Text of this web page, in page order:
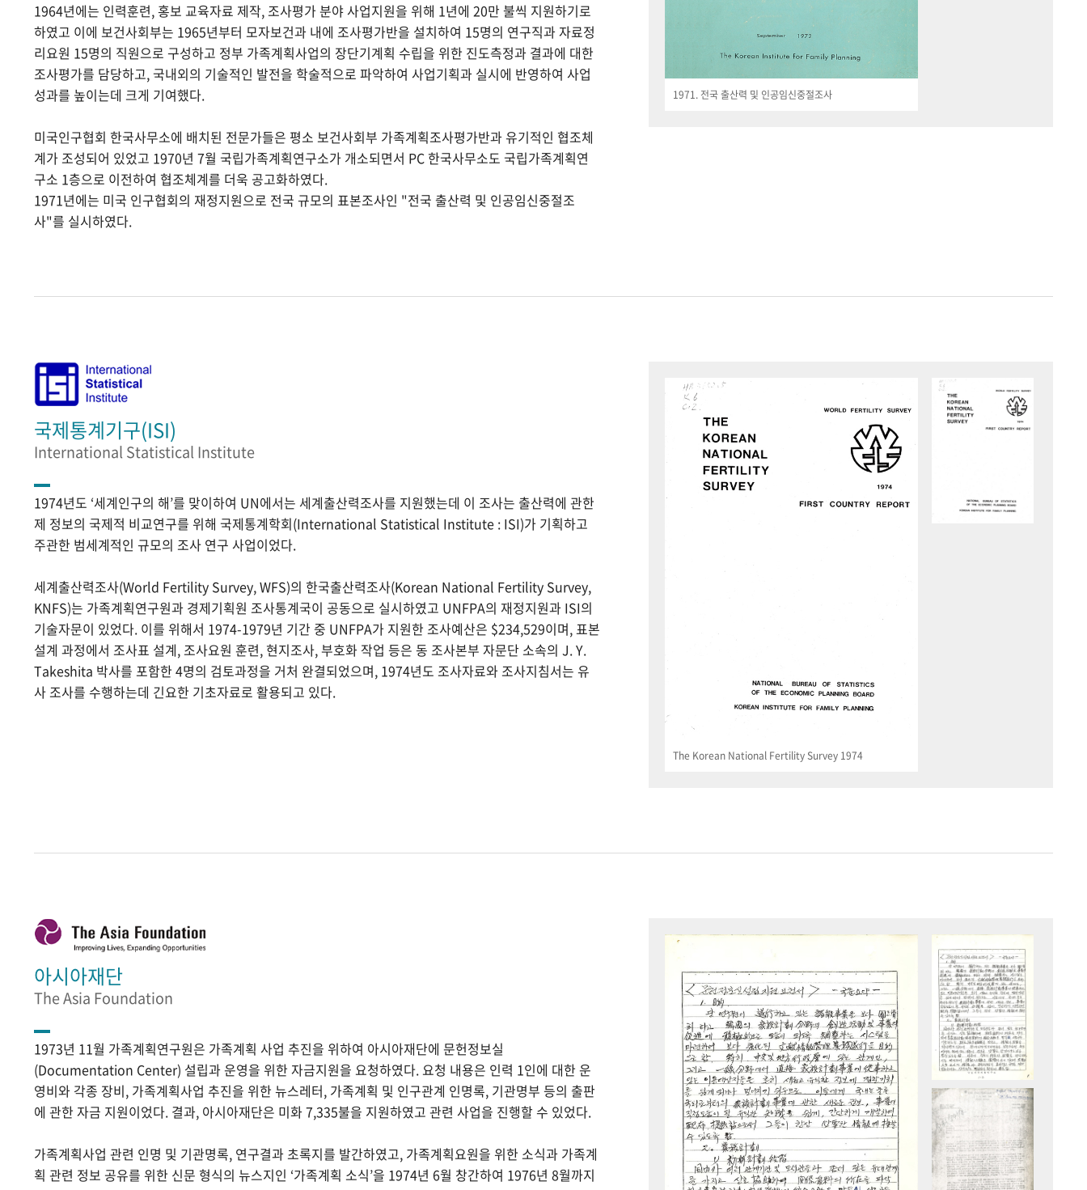
1964년에는 인력훈련, 홍보 교육자료 제작, 조사평가 분야 사업지원을 위해 1년에 20만 불씩 지원하기로
하였고 이에 보건사회부는 1965년부터 모자보건과 내에 조사평가반을 설치하여 15명의 연구직과 자료정
리요원 15명의 직원으로 구성하고 정부 가족계획사업의 장단기계획 수립을 위한 진도측정과 결과에 대한
조사평가를 담당하고, 국내외의 기술적인 발전을 학술적으로 파악하여 사업기획과 실시에 반영하여 사업
성과를 높이는데 크게 기여했다.
미국인구협회 한국사무소에 배치된 전문가들은 평소 보건사회부 가족계획조사평가반과 유기적인 협조체
계가 조성되어 있었고 1970년 7월 국립가족계획연구소가 개소되면서 PC 한국사무소도 국립가족계획연
구소 1층으로 이전하여 협조체계를 더욱 공고화하였다.
1971년에는 미국 인구협회의 재정지원으로 전국 규모의 표본조사인 "전국 출산력 및 인공임신중절조
사"를 실시하였다.
1971. 전국 출산력 및 인공임신중절조사
국제통계기구(ISI)
International Statistical Institute
1974년도 ‘세계인구의 해’를 맞이하여 UN에서는 세계출산력조사를 지원했는데 이 조사는 출산력에 관한
제 정보의 국제적 비교연구를 위해 국제통계학회(International Statistical Institute : ISI)가 기획하고
주관한 범세계적인 규모의 조사 연구 사업이었다.
세계출산력조사(World Fertility Survey, WFS)의 한국출산력조사(Korean National Fertility Survey,
KNFS)는 가족계획연구원과 경제기획원 조사통계국이 공동으로 실시하였고 UNFPA의 재정지원과 ISI의
기술자문이 있었다. 이를 위해서 1974-1979년 기간 중 UNFPA가 지원한 조사예산은 $234,529이며, 표본
설계 과정에서 조사표 설계, 조사요원 훈련, 현지조사, 부호화 작업 등은 동 조사본부 자문단 소속의 J. Y.
Takeshita 박사를 포함한 4명의 검토과정을 거처 완결되었으며, 1974년도 조사자료와 조사지침서는 유
사 조사를 수행하는데 긴요한 기초자료로 활용되고 있다.
The Korean National Fertility Survey 1974
아시아재단
The Asia Foundation
1973년 11월 가족계획연구원은 가족계획 사업 추진을 위하여 아시아재단에 문헌정보실
(Documentation Center) 설립과 운영을 위한 자금지원을 요청하였다. 요청 내용은 인력 1인에 대한 운
영비와 각종 장비, 가족계획사업 추진을 위한 뉴스레터, 가족계획 및 인구관계 인명록, 기관명부 등의 출판
에 관한 자금 지원이었다. 결과, 아시아재단은 미화 7,335불을 지원하였고 관련 사업을 진행할 수 있었다.
가족계획사업 관련 인명 및 기관명록, 연구결과 초록지를 발간하였고, 가족계획요원을 위한 소식과 가족계
획 관련 정보 공유를 위한 신문 형식의 뉴스지인 ‘가족계획 소식’을 1974년 6월 창간하여 1976년 8월까지